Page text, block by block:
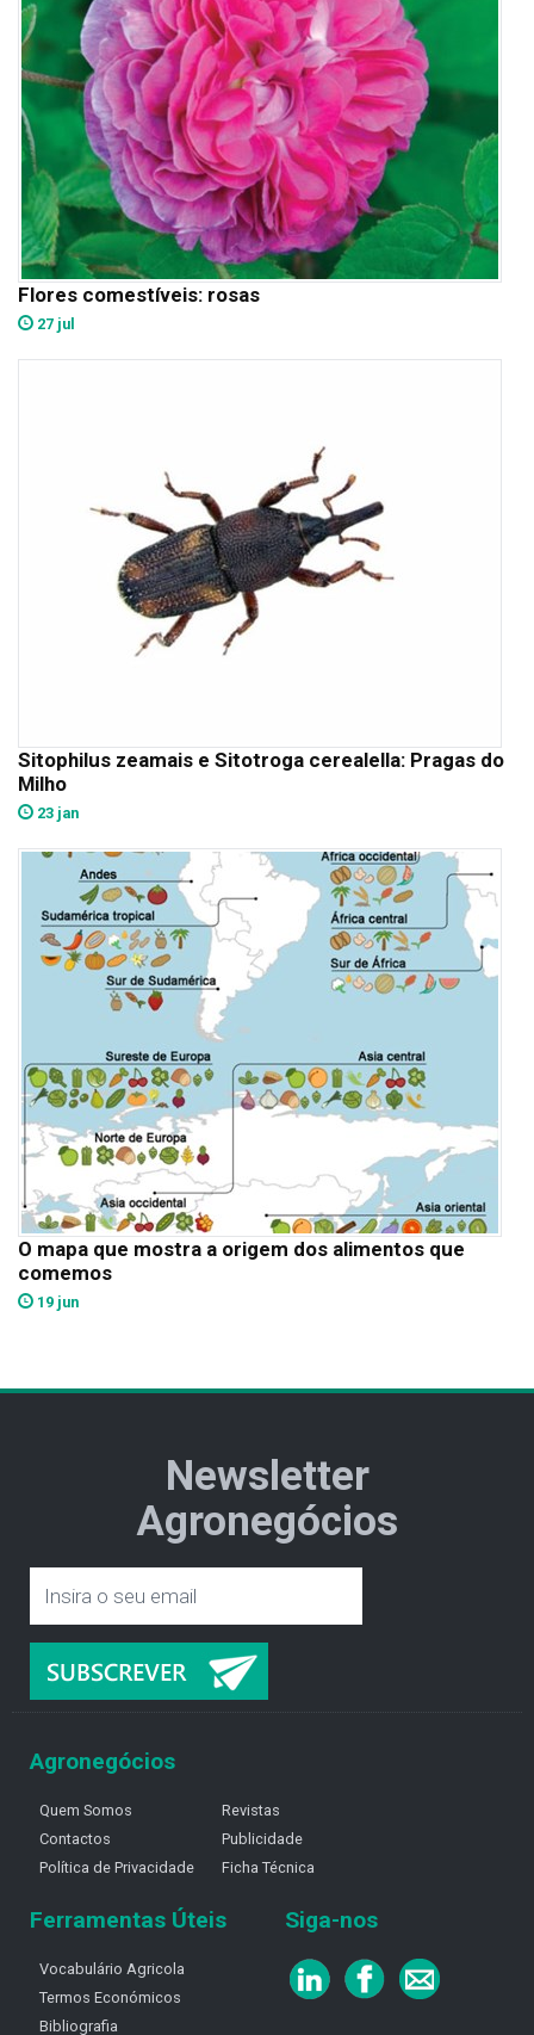
Flores comestíveis: rosas
27 jul
Sitophilus zeamais e Sitotroga cerealella: Pragas do
Milho
23 jan
O mapa que mostra a origem dos alimentos que
comemos
19 jun
Newsletter
Agronegócios
Agronegócios
Quem Somos
Contactos
Política de Privacidade
Revistas
Publicidade
Ficha Técnica
Ferramentas Úteis
Vocabulário Agricola
Termos Económicos
Bibliografia
Siga-nos